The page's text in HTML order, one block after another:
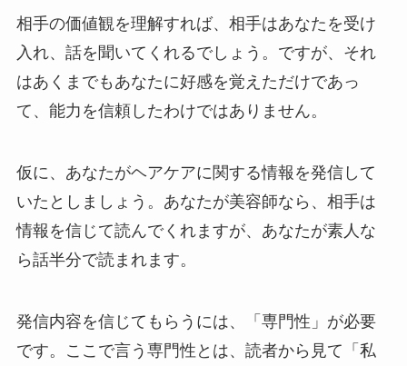
相手の価値観を理解すれば、相手はあなたを受け
入れ、話を聞いてくれるでしょう。ですが、それ
はあくまでもあなたに好感を覚えただけであっ
て、能力を信頼したわけではありません。
仮に、あなたがヘアケアに関する情報を発信して
いたとしましょう。あなたが美容師なら、相手は
情報を信じて読んでくれますが、あなたが素人な
ら話半分で読まれます。
発信内容を信じてもらうには、「専門性」が必要
です。ここで言う専門性とは、読者から見て「私